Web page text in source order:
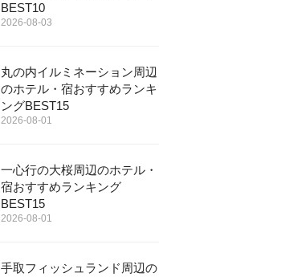
BEST10
2026-08-03
丸の内イルミネーション周辺
のホテル・宿おすすめランキ
ングBEST15
2026-08-01
一心行の大桜周辺のホテル・
宿おすすめランキング
BEST15
2026-08-01
手取フィッシュランド周辺の